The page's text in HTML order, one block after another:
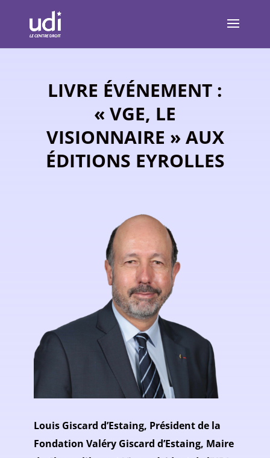
LIVRE ÉVÉNEMENT :
« VGE, LE
VISIONNAIRE » AUX
ÉDITIONS EYROLLES
Louis Giscard d’Estaing, Président de la
Fondation Valéry Giscard d’Estaing, Maire